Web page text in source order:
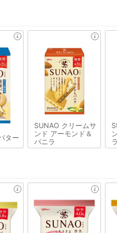
ター
SUNAO クリームサ
ンド アーモンド＆
バニラ
ラ